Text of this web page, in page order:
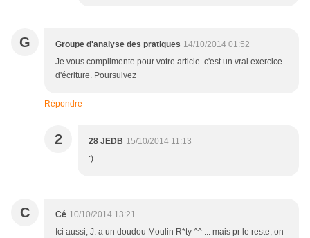
G Groupe d'analyse des pratiques 14/10/2014 01:52
Je vous complimente pour votre article. c'est un vrai exercice
d'écriture. Poursuivez
Répondre
2 28 JEDB 15/10/2014 11:13
:)
C Cé 10/10/2014 13:21
Ici aussi, J. a un doudou Moulin R*ty ^^ ... mais pr le reste, on